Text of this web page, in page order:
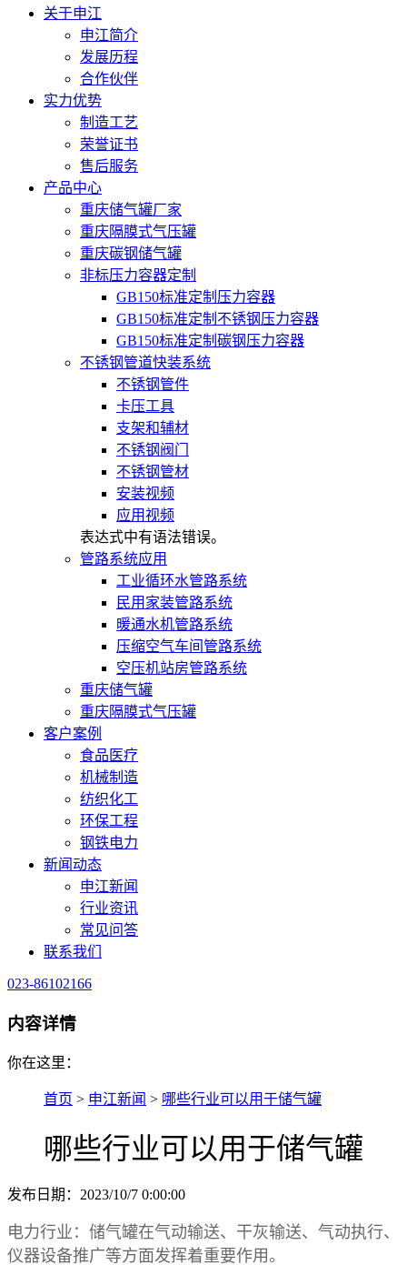
关于申江
申江简介
发展历程
合作伙伴
实力优势
制造工艺
荣誉证书
售后服务
产品中心
重庆储气罐厂家
重庆隔膜式气压罐
重庆碳钢储气罐
非标压力容器定制
GB150标准定制压力容器
GB150标准定制不锈钢压力容器
GB150标准定制碳钢压力容器
不锈钢管道快装系统
不锈钢管件
卡压工具
支架和辅材
不锈钢阀门
不锈钢管材
安装视频
应用视频
表达式中有语法错误。
管路系统应用
工业循环水管路系统
民用家装管路系统
暖通水机管路系统
压缩空气车间管路系统
空压机站房管路系统
重庆储气罐
重庆隔膜式气压罐
客户案例
食品医疗
机械制造
纺织化工
环保工程
钢铁电力
新闻动态
申江新闻
行业资讯
常见问答
联系我们
023-86102166
内容详情
你在这里：
首页 > 申江新闻 > 哪些行业可以用于储气罐
哪些行业可以用于储气罐
发布日期：2023/10/7 0:00:00
电力行业：储气罐在气动输送、干灰输送、气动执行、
仪器设备推广等方面发挥着重要作用。